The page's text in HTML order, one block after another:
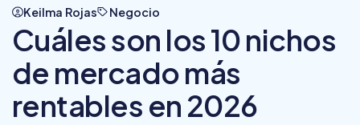
Keilma Rojas Negocio
Cuáles son los 10 nichos
de mercado más
rentables en 2026